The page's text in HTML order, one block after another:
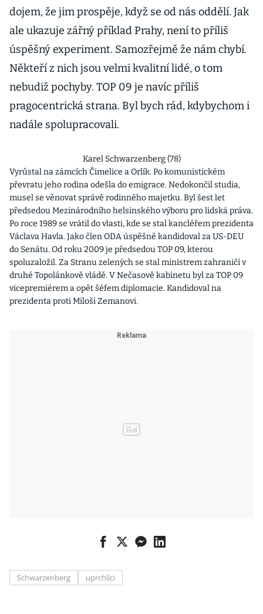
dojem, že jim prospěje, když se od nás oddělí. Jak
ale ukazuje zářný příklad Prahy, není to příliš
úspěšný experiment. Samozřejmě že nám chybí.
Někteří z nich jsou velmi kvalitní lidé, o tom
nebudiž pochyby. TOP 09 je navíc příliš
pragocentrická strana. Byl bych rád, kdybychom i
nadále spolupracovali.
Karel Schwarzenberg (78)
Vyrůstal na zámcích Čimelice a Orlík. Po komunistickém
převratu jeho rodina odešla do emigrace. Nedokončil studia,
musel se věnovat správě rodinného majetku. Byl šest let
předsedou Mezinárodního helsinského výboru pro lidská práva.
Po roce 1989 se vrátil do vlasti, kde se stal kancléřem prezidenta
Václava Havla. Jako člen ODA úspěšně kandidoval za US-DEU
do Senátu. Od roku 2009 je předsedou TOP 09, kterou
spoluzaložil. Za Stranu zelených se stal ministrem zahraničí v
druhé Topolánkově vládě. V Nečasově kabinetu byl za TOP 09
vicepremiérem a opět šéfem diplomacie. Kandidoval na
prezidenta proti Miloši Zemanovi.
Schwarzenberg uprchlíci